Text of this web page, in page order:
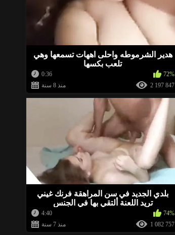
هدير الشرموطه واحلى اههات تسمعها وهي
تلعب بكسها
0:36
72%
منذ 8 سنة
2 197 847
بلدي الجديد في سن المراهقة فرنك غيني
تريد اللعنة ألتقي بها في الجنس
4:40
74%
منذ 7 سنة
1 082 757